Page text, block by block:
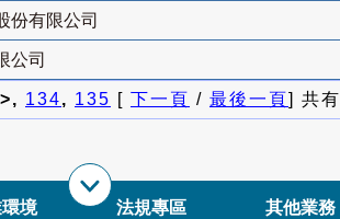
份有限公司
公司
134, 135 [ 下一頁 / 最後一頁] 共有
境 法規專區 其他業務